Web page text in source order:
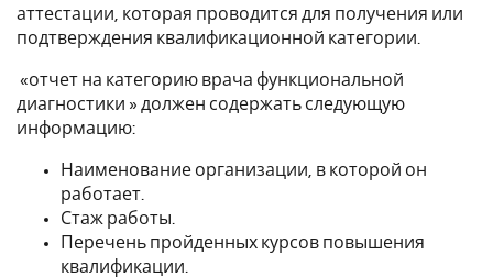
аттестации, которая проводится для получения или
подтверждения квалификационной категории.
«отчет на категорию врача функциональной
диагностики » должен содержать следующую
информацию:
Наименование организации, в которой он
работает.
Стаж работы.
Перечень пройденных курсов повышения
квалификации.